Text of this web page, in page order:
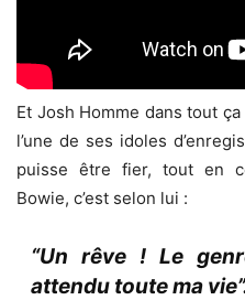
Et Josh Homme dans tout
l’une de ses idoles
puisse être fier, tout en
Bowie, c’est selon lui :
“Un rêve ! Le
attendu toute ma